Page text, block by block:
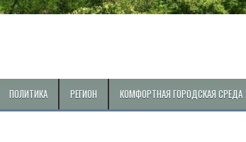
ПОЛИТИКА РЕГИОН КОМФОРТНАЯ ГОРОДСКАЯ СРЕДА
К 75-